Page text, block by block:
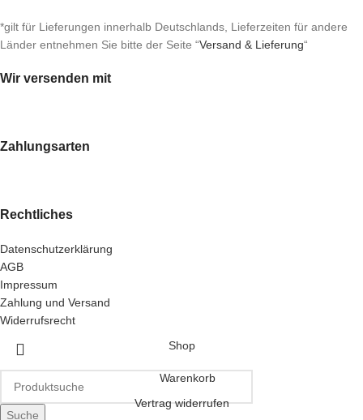
*gilt für Lieferungen innerhalb Deutschlands, Lieferzeiten für andere
Länder entnehmen Sie bitte der Seite “Versand & Lieferung“
Wir versenden mit
Zahlungsarten
Rechtliches
Datenschutzerklärung
AGB
Impressum
Zahlung und Versand
Widerrufsrecht
Suche
Shop
Warenkorb
Vertrag widerrufen